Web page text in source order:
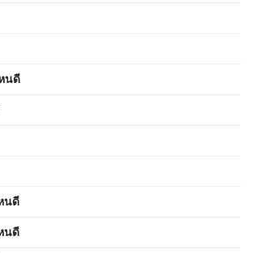
นดี
นดี
นดี